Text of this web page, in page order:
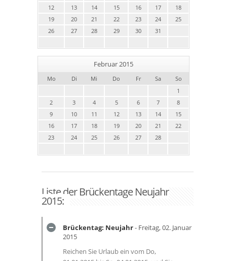
12
13 14 15 16 17
18
19
20 21 22 23 24
25
26
27 28 29 30 31
Februar 2015
Mo Di Mi Do Fr Sa
So
1
2
3 4 5 6 7
8
9
10 11 12 13 14
15
16
17 18 19 20 21
22
23
24 25 26 27 28
Liste der Brückentage Neujahr
2015:
Brückentag: Neujahr- Freitag, 02. Januar
2015
Reichen Sie Urlaub ein vom Do,